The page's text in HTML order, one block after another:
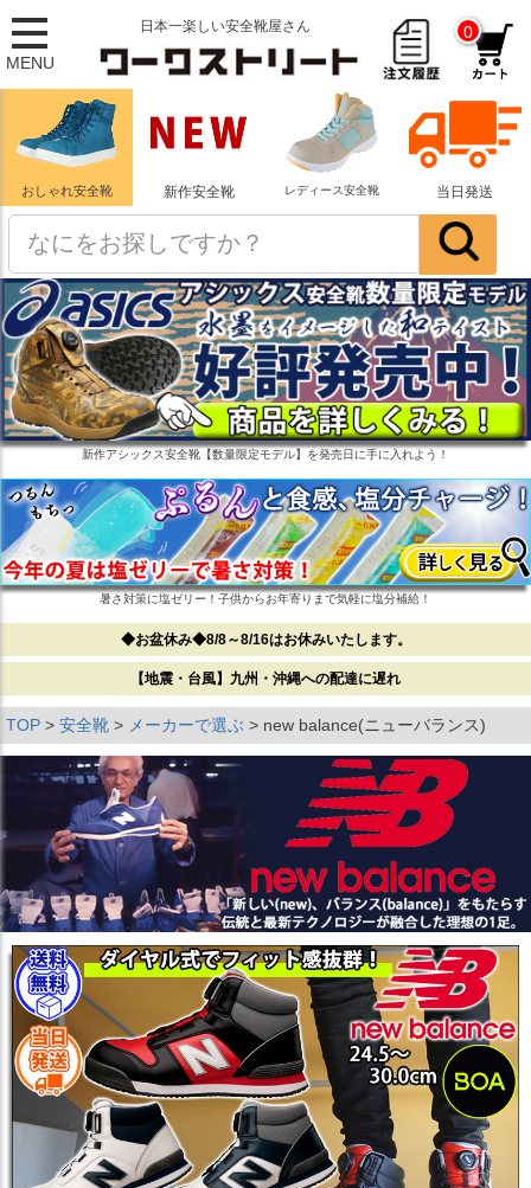
MENU
日本一楽しい安全靴屋さん 0
おしゃれ安全靴 新作安全靴 レディース安全靴 当日発送
新作アシックス安全靴【数量限定モデル】を発売日に手に入れよう！
暑さ対策に塩ゼリー！子供からお年寄りまで気軽に塩分補給！
◆お盆休み◆8/8～8/16はお休みいたします。
【地震・台風】九州・沖縄への配達に遅れ
TOP 安全靴 メーカーで選ぶ new balance(ニューバランス)